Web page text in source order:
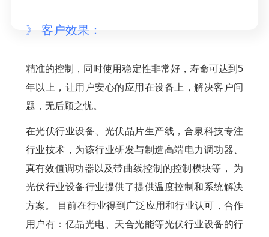
》 客户效果：
精准的控制，同时使用稳定性非常好，寿命可达到5
年以上，让用户安心的应用在设备上，解决客户问
题，无后顾之忧。
在光伏行业设备、光伏晶片生产线，合泉科技专注
行业技术，为该行业研发与制造高端电力调功器、
真有效值调功器以及带曲线控制的控制模块等， 为
光伏行业设备行业提供了提供温度控制和系统解决
方案。 目前在行业得到广泛应用和行业认可，合作
用户有：亿晶光电、天合光能等光伏行业设备的行